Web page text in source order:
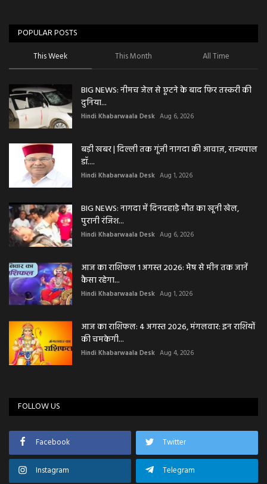
POPULAR POSTS
This Week This Month All Time
BIG NEWS: नीमच जेल से छूटने के बाद फिर तस्करी की
दुनिया...
Hindi Khabarwaala Desk Aug 6, 2026
बड़ी खबर | दिल्ली तक गूंजी नागदा की आवाज़, राज्यपाल
डॉ....
Hindi Khabarwaala Desk Aug 1, 2026
BIG NEWS: नागदा में दिनदहाड़े मौत का खूनी खेल,
पुरानी रंजिश...
Hindi Khabarwaala Desk Aug 6, 2026
आज का राशिफल 1 अगस्त 2026: मेष से मीन तक जानें
कैसा रहेगा...
Hindi Khabarwaala Desk Aug 1, 2026
आज का राशिफल: 4 अगस्त 2026, मंगलवार: इन राशियों
की चमकेगी...
Hindi Khabarwaala Desk Aug 4, 2026
FOLLOW US
Facebook Twitter
Instagram Telegram